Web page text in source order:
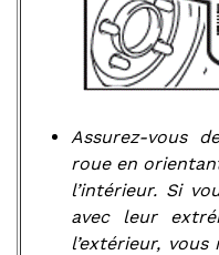
Assurez-vous
roue en
l’intérieur. Si
avec leur
l’extérieur,